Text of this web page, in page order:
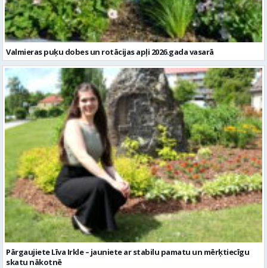
Valmieras puķu dobes un rotācijas apļi 2026.gada vasarā
Pārgaujiete Līva Irkle – jauniete ar stabilu pamatu un mērķtiecīgu
skatu nākotnē